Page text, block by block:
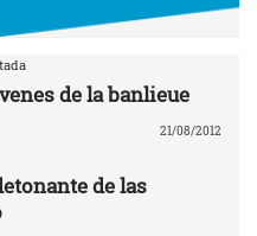
de la banlieue
21/08/2012
de las